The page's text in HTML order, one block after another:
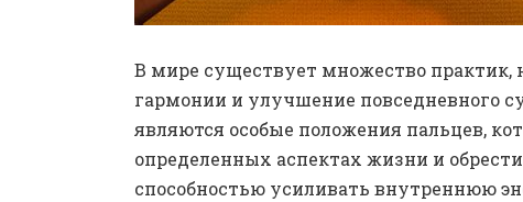
В мире существует множество
гармонии и улучшение повседневного
являются особые положения пальцев,
определенных аспектах жизни и
способностью усиливать внутреннюю